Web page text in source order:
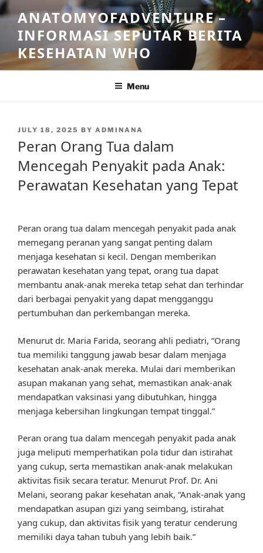
Skip
to
content
ANATOMYOFADVENTURE –
INFORMASI SEPUTAR BERITA
KESEHATAN WHO
Menu
POSTED
JULY 18, 2025 BY ADMINANA
Peran Orang Tua dalam
Mencegah Penyakit pada Anak:
Perawatan Kesehatan yang Tepat
Peran orang tua dalam mencegah penyakit pada anak
memegang peranan yang sangat penting dalam
menjaga kesehatan si kecil. Dengan memberikan
perawatan kesehatan yang tepat, orang tua dapat
membantu anak-anak mereka tetap sehat dan terhindar
dari berbagai penyakit yang dapat mengganggu
pertumbuhan dan perkembangan mereka.
Menurut dr. Maria Farida, seorang ahli pediatri, “Orang
tua memiliki tanggung jawab besar dalam menjaga
kesehatan anak-anak mereka. Mulai dari memberikan
asupan makanan yang sehat, memastikan anak-anak
mendapatkan vaksinasi yang dibutuhkan, hingga
menjaga kebersihan lingkungan tempat tinggal.”
Peran orang tua dalam mencegah penyakit pada anak
juga meliputi memperhatikan pola tidur dan istirahat
yang cukup, serta memastikan anak-anak melakukan
aktivitas fisik secara teratur. Menurut Prof. Dr. Ani
Melani, seorang pakar kesehatan anak, “Anak-anak yang
mendapatkan asupan gizi yang seimbang, istirahat
yang cukup, dan aktivitas fisik yang teratur cenderung
memiliki daya tahan tubuh yang lebih baik.”